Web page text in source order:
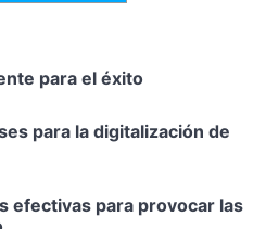
para el éxito
para la digitalización de
efectivas para provocar las